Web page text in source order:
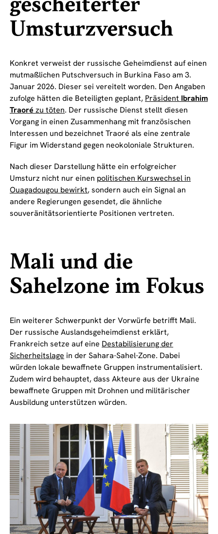
Umsturzversuch
Konkret verweist der russische Geheimdienst auf einen
mutmaßlichen Putschversuch in Burkina Faso am 3.
Januar 2026. Dieser sei vereitelt worden. Den Angaben
zufolge hätten die Beteiligten geplant, Präsident Ibrahim
Traoré zu töten. Der russische Dienst stellt diesen
Vorgang in einen Zusammenhang mit französischen
Interessen und bezeichnet Traoré als eine zentrale
Figur im Widerstand gegen neokoloniale Strukturen.
Nach dieser Darstellung hätte ein erfolgreicher
Umsturz nicht nur einen politischen Kurswechsel in
Ouagadougou bewirkt, sondern auch ein Signal an
andere Regierungen gesendet, die ähnliche
souveränitätsorientierte Positionen vertreten.
Mali und die
Sahelzone im Fokus
Ein weiterer Schwerpunkt der Vorwürfe betrifft Mali.
Der russische Auslandsgeheimdienst erklärt,
Frankreich setze auf eine Destabilisierung der
Sicherheitslage in der Sahara-Sahel-Zone. Dabei
würden lokale bewaffnete Gruppen instrumentalisiert.
Zudem wird behauptet, dass Akteure aus der Ukraine
bewaffnete Gruppen mit Drohnen und militärischer
Ausbildung unterstützen würden.